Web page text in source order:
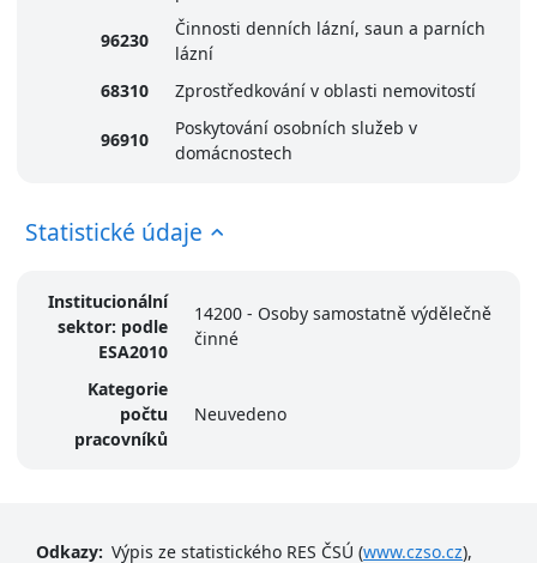
96230
Činnosti denních lázní, saun a parních
lázní
68310
Zprostředkování v oblasti nemovitostí
96910
Poskytování osobních služeb v
domácnostech
Statistické údaje
Institucionální
sektor: podle
ESA2010
14200 - Osoby samostatně výdělečně
činné
Kategorie
počtu
pracovníků
Neuvedeno
Odkazy: Výpis ze statistického RES ČSÚ (www.czso.cz),